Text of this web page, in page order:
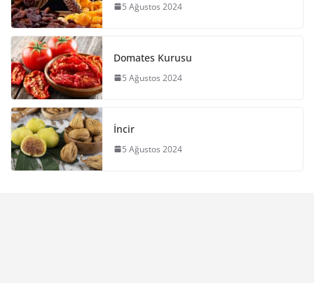
5 Ağustos 2024
Domates Kurusu
5 Ağustos 2024
İncir
5 Ağustos 2024